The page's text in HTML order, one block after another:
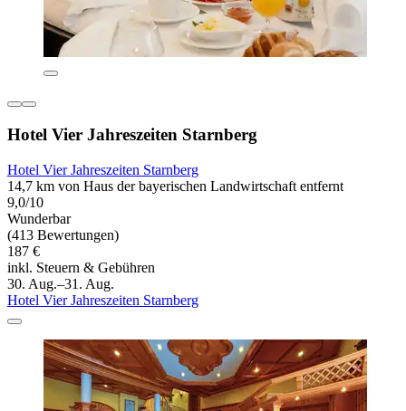
Hotel Vier Jahreszeiten Starnberg
Hotel Vier Jahreszeiten Starnberg
14,7 km von Haus der bayerischen Landwirtschaft entfernt
9,0/10
Wunderbar
(413 Bewertungen)
187 €
inkl. Steuern & Gebühren
30. Aug.–31. Aug.
Hotel Vier Jahreszeiten Starnberg